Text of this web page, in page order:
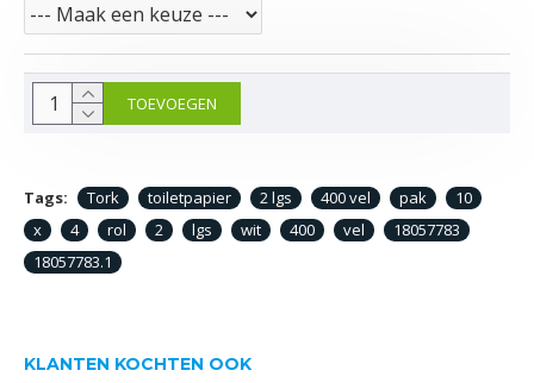
TOEVOEGEN
Tags: Tork toiletpapier 2 lgs 400 vel pak
10
x
4 rol 2 lgs wit 400 vel
18057783
18057783.1
KLANTEN KOCHTEN OOK